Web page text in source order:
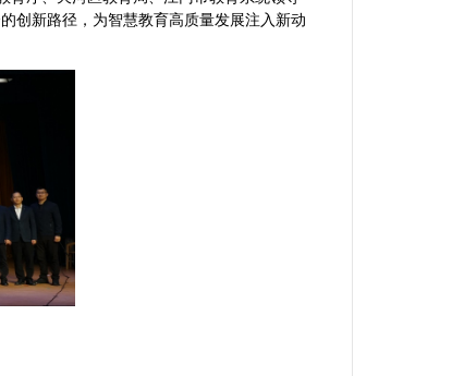
创新路径，为智慧教育高质量发展注入新动